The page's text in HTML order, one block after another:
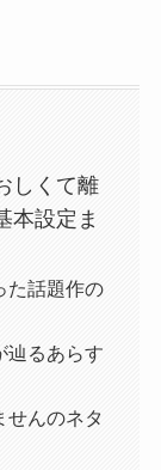
しくて離
本設定ま
た話題作の
辿るあらす
せんのネタ